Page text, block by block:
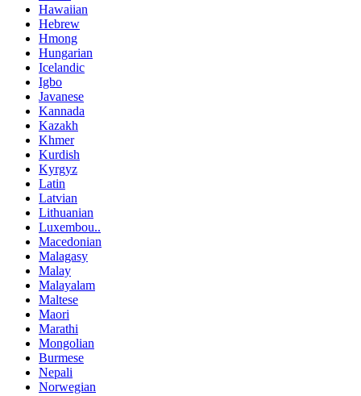
Hawaiian
Hebrew
Hmong
Hungarian
Icelandic
Igbo
Javanese
Kannada
Kazakh
Khmer
Kurdish
Kyrgyz
Latin
Latvian
Lithuanian
Luxembou..
Macedonian
Malagasy
Malay
Malayalam
Maltese
Maori
Marathi
Mongolian
Burmese
Nepali
Norwegian